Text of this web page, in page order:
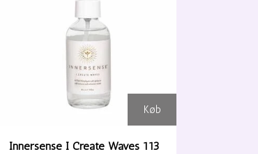
Køb
Innersense I Create Waves 113